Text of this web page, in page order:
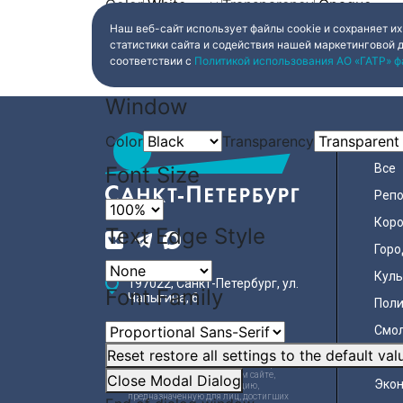
Color Transparency
Background
Window
Color Transparency
Font Size
Text Edge Style
Font Family
Reset restore all settings to the default
Close Modal Dialog
Наш веб-сайт использует файлы cookie и сохраняет
статистики сайта и содействия нашей
соответствии с Политикой использования АО «ГАТР»
197022, Санкт-Петербург, ул.
Чапыгина, 6
+7 (812) 335-15-71
Внимание! Отдельные видеоматериалы,
размещенные на настоящем сайте,
могут содержать информацию,
предназначенную для лиц, достигших
Все